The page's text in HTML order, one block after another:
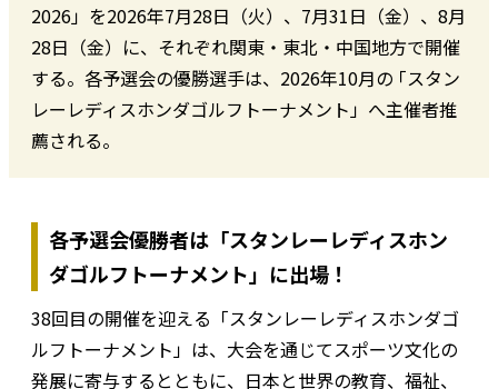
2026」を2026年7月28日（火）、7月31日（金）、8月
28日（金）に、それぞれ関東・東北・中国地方で開催
する。各予選会の優勝選手は、2026年10月の ｢スタン
レーレディスホンダゴルフトーナメント」へ主催者推
薦される。
各予選会優勝者は「スタンレーレディスホン
ダゴルフトーナメント」に出場！
38回目の開催を迎える「スタンレーレディスホンダゴ
ルフトーナメント」は、大会を通じてスポーツ文化の
発展に寄与するとともに、日本と世界の教育、福祉、